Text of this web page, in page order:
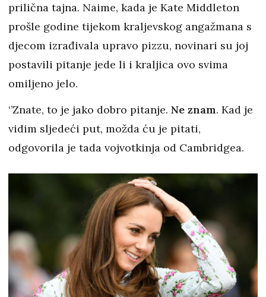
prilična tajna. Naime, kada je Kate Middleton
prošle godine tijekom kraljevskog angažmana s
djecom izrađivala upravo pizzu, novinari su joj
postavili pitanje jede li i kraljica ovo svima
omiljeno jelo.
‘’Znate, to je jako dobro pitanje. Ne znam. Kad je
vidim sljedeći put, možda ću je pitati,
odgovorila je tada vojvotkinja od Cambridgea.